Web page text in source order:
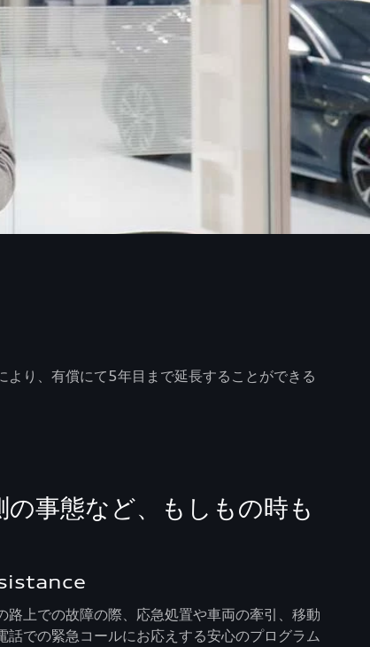
り、有償にて5年目まで延長することができる
の事態など、もしもの時も
路上での故障の際、応急処置や車両の牽引、移動
話での緊急コールにお応えする安心のプログラム